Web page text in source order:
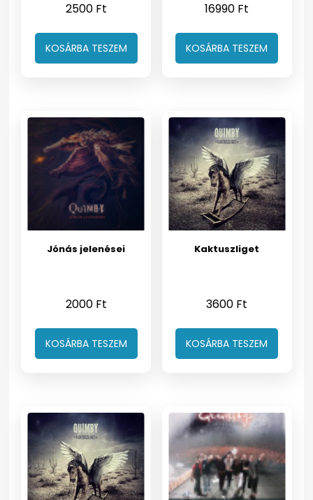
2500 Ft
KOSÁRBA TESZEM
16990 Ft
KOSÁRBA TESZEM
Jónás jelenései
2000 Ft
KOSÁRBA TESZEM
Kaktuszliget
3600 Ft
KOSÁRBA TESZEM